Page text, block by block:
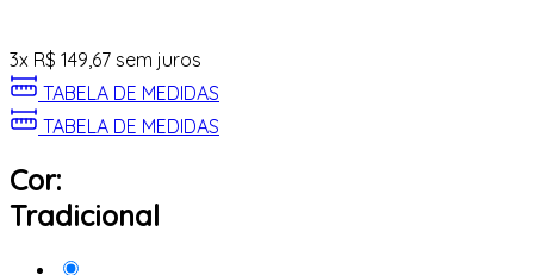
3x R$ 149,67 sem juros
TABELA DE MEDIDAS
TABELA DE MEDIDAS
Cor:
Tradicional